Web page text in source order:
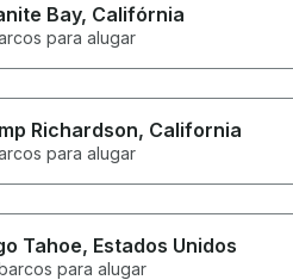
Bay, Califórnia
para alugar
Richardson, California
para alugar
Tahoe, Estados Unidos
para alugar